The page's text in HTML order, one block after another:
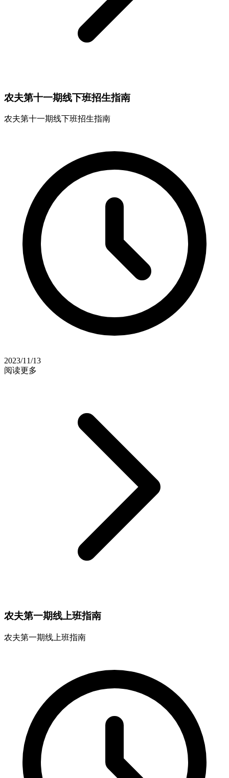
农夫第十一期线下班招生指南
农夫第十一期线下班招生指南
2023/11/13
阅读更多
农夫第一期线上班指南
农夫第一期线上班指南